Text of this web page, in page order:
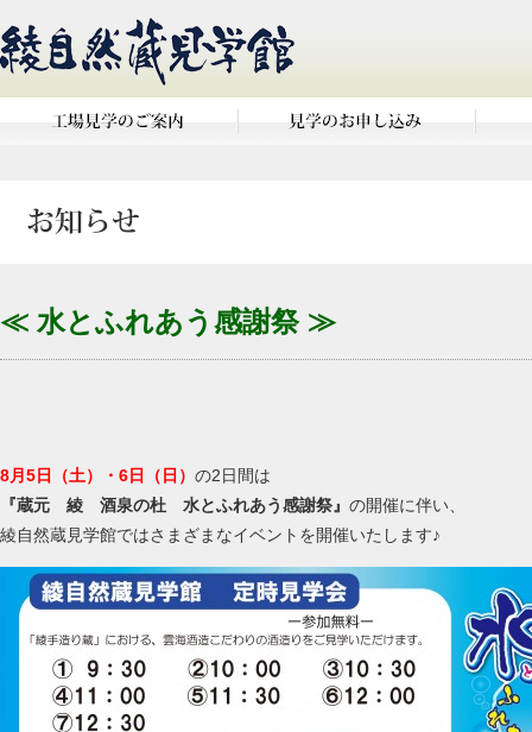
≪ 水とふれあう感謝祭 ≫
8月5日（土）・6日（日） の2日間は
『蔵元 綾 酒泉の杜 水とふれあう感謝祭』 の開催に伴い、
綾自然蔵見学館ではさまざまなイベントを開催いたします♪